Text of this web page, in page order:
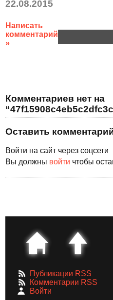
22.08.2015
Написать
комментарий
»
Комментариев нет на
Оставить
Войти на сайт через соцсети
Вы должны войти чтобы
Публикации RSS
Комментарии RSS
Войти